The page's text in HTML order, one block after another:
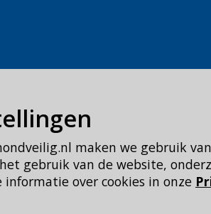
maken we gebruik
gebruik van de website,
informatie over cookies in onze